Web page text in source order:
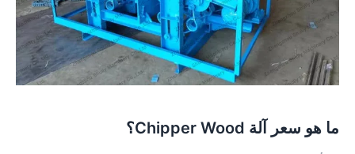
ما هو سعر آلة Chipper Wood؟